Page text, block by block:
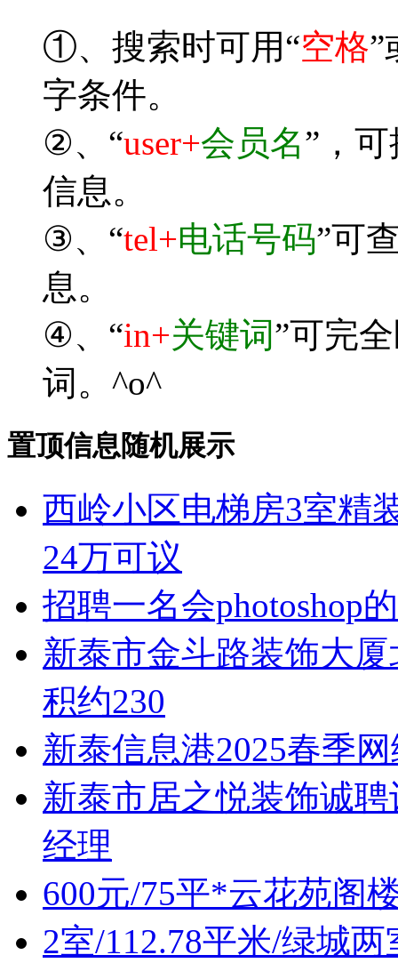
①、搜索时可用“空格”
字条件。
②、“user+会员名”，
信息。
③、“tel+电话号码”可
息。
④、“in+关键词”可完
词。^o^
置顶信息随机展示
西岭小区电梯房3室精
24万可议
招聘一名会photoshop
新泰市金斗路装饰大
积约230
新泰信息港2025春季
新泰市居之悦装饰诚
经理
600元/75平*云花苑阁
2室/112.78平米/绿城